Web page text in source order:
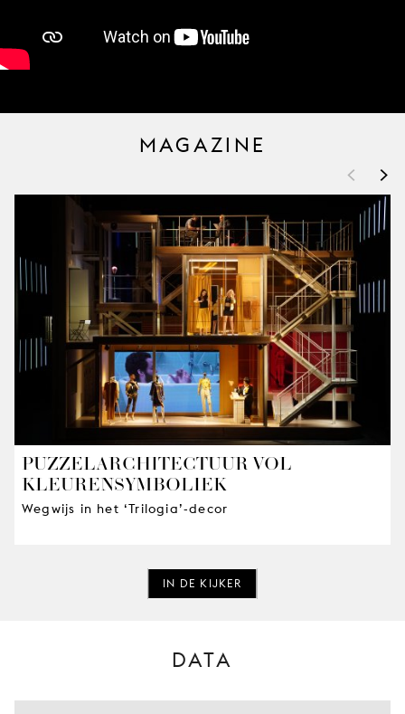
MAGAZINE
< >
PUZZELARCHITECTUUR VOL
KLEURENSYMBOLIEK
Wegwijs in het ‘Trilogia’-decor
IN DE KIJKER
DATA